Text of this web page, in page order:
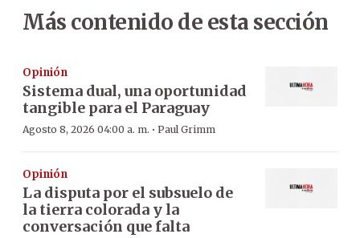
Más contenido de esta sección
Opinión
Sistema dual, una oportunidad
tangible para el Paraguay
Agosto 8, 2026 04:00 a. m. · Paul Grimm
Opinión
La disputa por el subsuelo de
la tierra colorada y la
conversación que falta